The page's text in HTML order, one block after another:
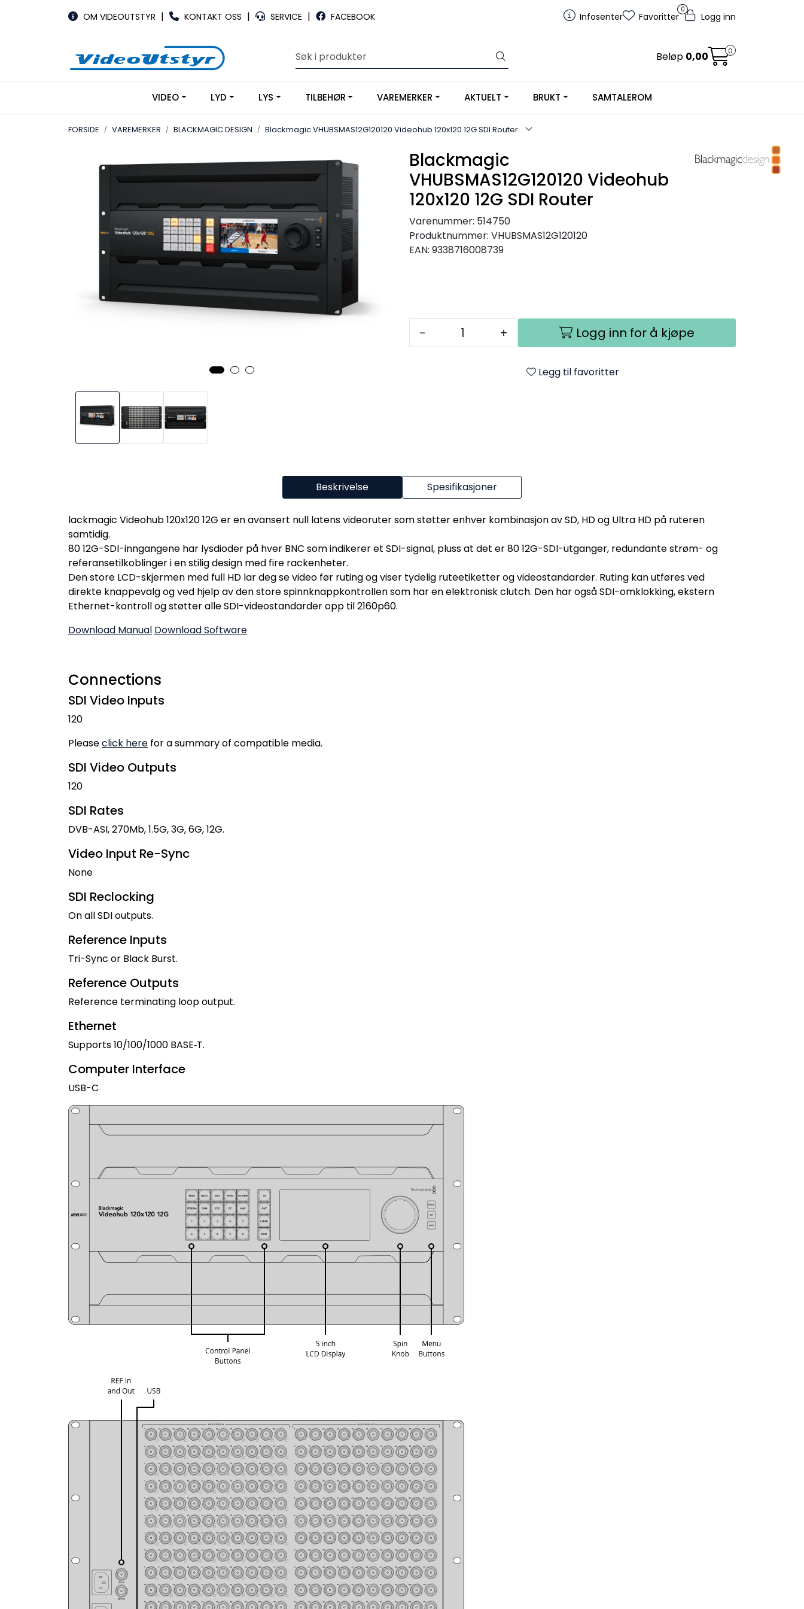
OM VIDEOUTSTYR | KONTAKT OSS | SERVICE | FACEBOOK Infosenter
0
Favoritter Logg inn
Beløp 0,00 0
VIDEO LYD LYS TILBEHØR VAREMERKER AKTUELT BRUKT SAMTALEROM
FORSIDE VAREMERKER BLACKMAGIC DESIGN Blackmagic VHUBSMAS12G120120 Videohub 120x120 12G SDI Router
Blackmagic
VHUBSMAS12G120120 Videohub
120x120 12G SDI Router
Varenummer: 514750
Produktnummer: VHUBSMAS12G120120
EAN: 9338716008739
- + Logg inn for å kjøpe
Legg til favoritter
Beskrivelse Spesifikasjoner
lackmagic Videohub 120x120 12G er en avansert null latens videoruter som støtter enhver kombinasjon av SD, HD og Ultra HD på ruteren
samtidig.
80 12G-SDI-inngangene har lysdioder på hver BNC som indikerer et SDI-signal, pluss at det er 80 12G-SDI-utganger, redundante strøm- og
referansetilkoblinger i en stilig design med fire rackenheter.
Den store LCD-skjermen med full HD lar deg se video før ruting og viser tydelig ruteetiketter og videostandarder. Ruting kan utføres ved
direkte knappevalg og ved hjelp av den store spinnknappkontrollen som har en elektronisk clutch. Den har også SDI-omklokking, ekstern
Ethernet-kontroll og støtter alle SDI-videostandarder opp til 2160p60.
Download Manual Download Software
Connections
SDI Video Inputs
120
Pleaseclick here for a summary of compatible media.
SDI Video Outputs
120
SDI Rates
DVB-ASI, 270Mb, 1.5G, 3G, 6G, 12G.
Video Input Re-Sync
None
SDI Reclocking
On all SDI outputs.
Reference Inputs
Tri-Sync or Black Burst.
Reference Outputs
Reference terminating loop output.
Ethernet
Supports 10/100/1000 BASE‑T.
Computer Interface
USB-C